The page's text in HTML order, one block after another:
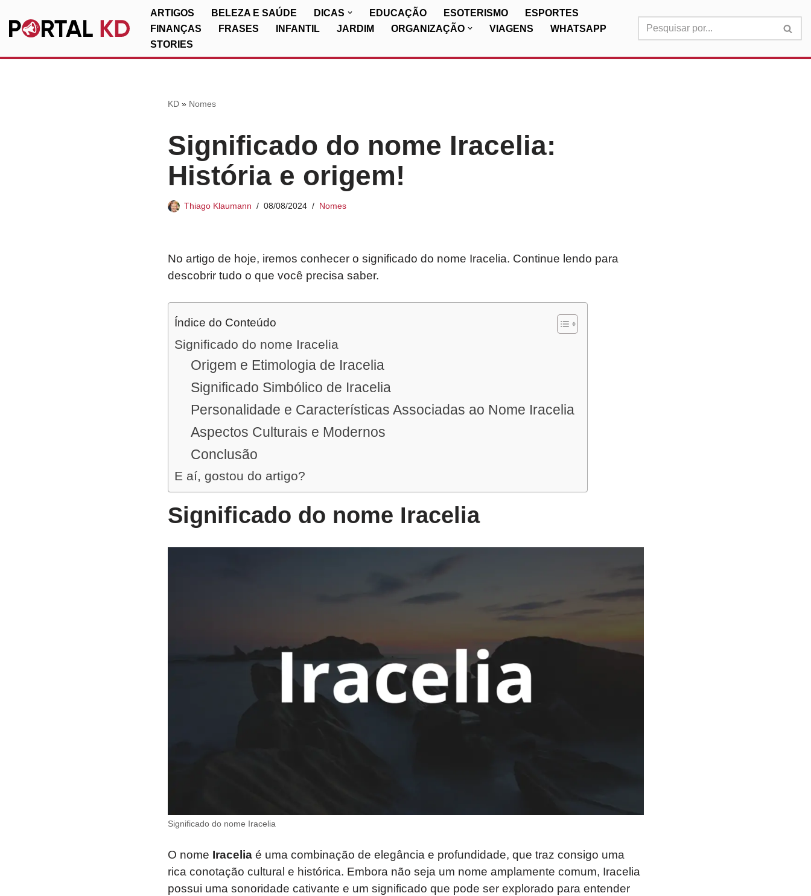
Pular
ARTIGOS BELEZA E SAÚDE DICAS EDUCAÇÃO ESOTERISMO
ESPORTES
FINANÇAS
FRASES INFANTIL JARDIM ORGANIZAÇÃO VIAGENS
WHATSAPP
STORIES
KD» Nomes
Significado do nome Iracelia:
História e origem!
Thiago Klaumann 08/08/2024 Nomes
No artigo de hoje, iremos conhecer o significado do nome Iracelia. Continue lendo para
descobrir tudo o que você precisa saber.
Índice do Conteúdo
Significado do nome Iracelia
Origem e Etimologia de Iracelia
Significado Simbólico de Iracelia
Personalidade e Características Associadas ao Nome Iracelia
Aspectos Culturais e Modernos
Conclusão
E aí, gostou do artigo?
Significado do nome Iracelia
Significado do nome Iracelia
O nome Iraceliaé uma combinação de elegância e profundidade, que traz consigo uma
rica conotação cultural e histórica. Embora não seja um nome amplamente comum, Iracelia
possui uma sonoridade cativante e um significado que pode ser explorado para entender